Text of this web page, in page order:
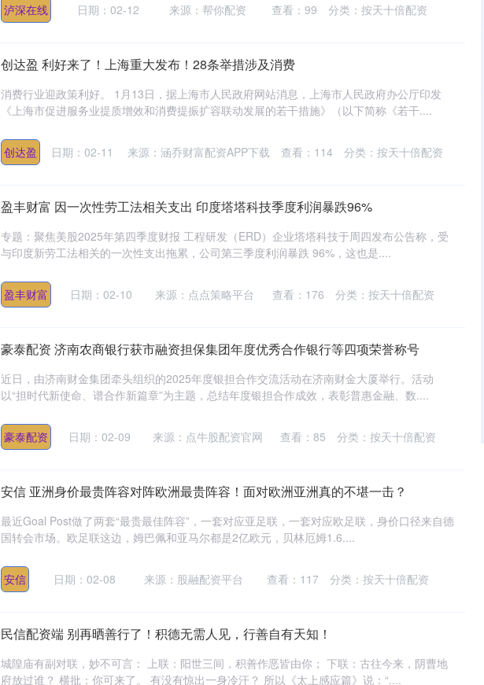
泸深在线 日期：02-12 来源：帮你配资 查看：99 分类：按天十倍配资
创达盈 利好来了！上海重大发布！28条举措涉及消费
消费行业迎政策利好。 1月13日，据上海市人民政府网站消息，上海市人民政府办公厅印发
《上海市促进服务业提质增效和消费提振扩容联动发展的若干措施》（以下简称《若干....
创达盈 日期：02-11 来源：涵乔财富配资APP下载 查看： 114 分类： 按天十倍配资
盈丰财富 因一次性劳工法相关支出 印度塔塔科技季度利润暴跌96%
专题：聚焦美股2025年第四季度财报 工程研发（ERD）企业塔塔科技于周四发布公告称，受
与印度新劳工法相关的一次性支出拖累，公司第三季度利润暴跌 96%，这也是....
盈丰财富 日期：02-10 来源：点点策略平台 查看： 176 分类：按天十倍配资
豪泰配资 济南农商银行获市融资担保集团年度优秀合作银行等四项荣誉称号
近日，由济南财金集团牵头组织的2025年度银担合作交流活动在济南财金大厦举行。活动
以“担时代新使命、谱合作新篇章”为主题，总结年度银担合作成效，表彰普惠金融、数....
豪泰配资 日期：02-09 来源：点牛股配资官网 查看： 85 分类： 按天十倍配资
安信 亚洲身价最贵阵容对阵欧洲最贵阵容！面对欧洲亚洲真的不堪一击？
最近Goal Post做了两套“最贵最佳阵容”，一套对应亚足联，一套对应欧足联，身价口径来自德
国转会市场。欧足联这边，姆巴佩和亚马尔都是2亿欧元，贝林厄姆1.6....
安信 日期：02-08 来源：股融配资平台 查看： 117 分类：按天十倍配资
民信配资端 别再晒善行了！积德无需人见，行善自有天知！
城隍庙有副对联，妙不可言： 上联：阳世三间，积善作恶皆由你； 下联：古往今来，阴曹地
府放过谁？ 横批：你可来了。 有没有惊出一身冷汗？ 所以《太上感应篇》说：“....